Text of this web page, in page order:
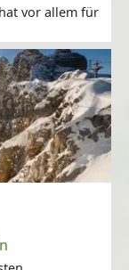
vor allem für